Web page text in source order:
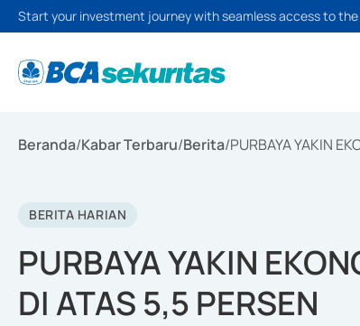
Start your investment journey with seamless access to
Beranda/Kabar Terbaru/Berita/PURBAYA YAKIN
BERITA HARIAN
PURBAYA YAKIN
DI ATAS 5,5 PERSEN